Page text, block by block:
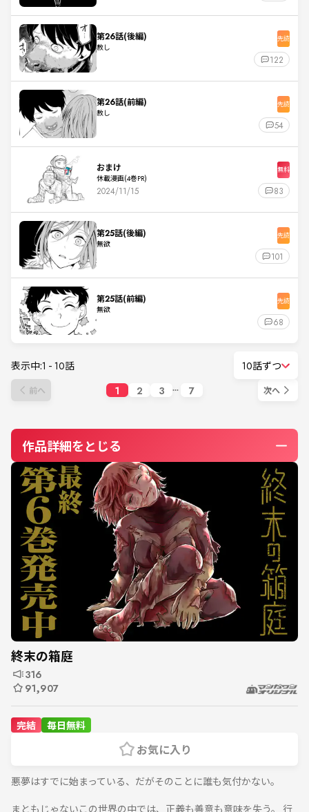
第26話(後編)
赦し
先読
122
第26話(前編)
赦し
先読
54
おまけ
休載漫画(4巻PR)
無料
2024/11/15 83
第25話(後編)
無欲
先読
101
第25話(前編)
無欲
先読
68
表示中:1 - 10話 10話ずつ
前へ 1 2 3 7 次へ
作品詳細をとじる
終末の箱庭
316
91,907
完結 毎日無料
お気に入り
悪夢はすでに始まっている、だがそのことに誰も気付かない。
まともじゃないこの世界の中では、正義も善意も意味を失う。 行